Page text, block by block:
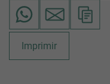
Imprimir